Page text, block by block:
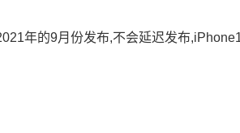
年的9月份发布,不会延迟发布